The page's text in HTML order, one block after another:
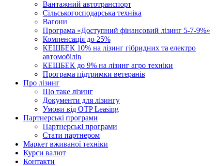
Вантажний автотранспорт
Cільськогосподарська техніка
Вагони
Програма «Доступний фінансовий лізинг 5-7-9%»
Компенсація до 25%
КЕШБЕК 10% на лізинг гібридних та електро
автомобілів
КЕШБЕК до 9% на лізинг агро техніки
Програма підтримки ветеранів
Про лізинг
Що таке лізинг
Документи для лізингу
Умови від OTP Leasing
Партнерські програми
Партнерські програми
Стати партнером
Маркет вживаної техніки
Курси валют
Контакти